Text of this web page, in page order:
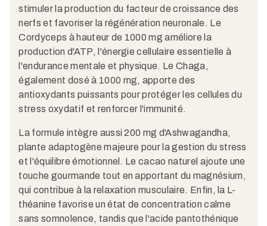
stimuler la production du facteur de croissance des
nerfs et favoriser la régénération neuronale. Le
Cordyceps à hauteur de 1000 mg améliore la
production d'ATP, l'énergie cellulaire essentielle à
l'endurance mentale et physique. Le Chaga,
également dosé à 1000 mg, apporte des
antioxydants puissants pour protéger les cellules du
stress oxydatif et renforcer l'immunité.
La formule intègre aussi 200 mg d'Ashwagandha,
plante adaptogène majeure pour la gestion du stress
et l'équilibre émotionnel. Le cacao naturel ajoute une
touche gourmande tout en apportant du magnésium,
qui contribue à la relaxation musculaire. Enfin, la L-
théanine favorise un état de concentration calme
sans somnolence, tandis que l'acide pantothénique